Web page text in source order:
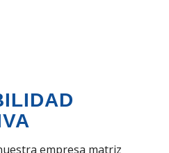
empresa matriz